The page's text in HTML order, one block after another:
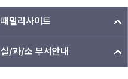
패밀리사이트
실/과/소 부서안내